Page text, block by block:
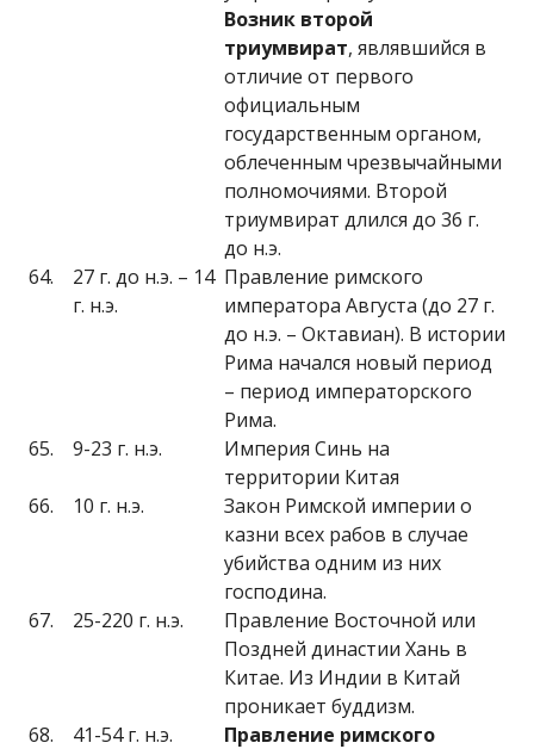
Возник второй
триумвират, являвшийся в
отличие от первого
официальным
государственным органом,
облеченным чрезвычайными
полномочиями. Второй
триумвират длился до 36 г.
до н.э.
64.
27 г. до н.э. – 14
г. н.э.
Правление римского
императора Августа (до 27 г.
до н.э. – Октавиан). В истории
Рима начался новый период
– период императорского
Рима.
65.
9-23 г. н.э.
Империя Синь на
территории Китая
66.
10 г. н.э.
Закон Римской империи о
казни всех рабов в случае
убийства одним из них
господина.
67.
25-220 г. н.э.
Правление Восточной или
Поздней династии Хань в
Китае. Из Индии в Китай
проникает буддизм.
68.
41-54 г. н.э.
Правление римского